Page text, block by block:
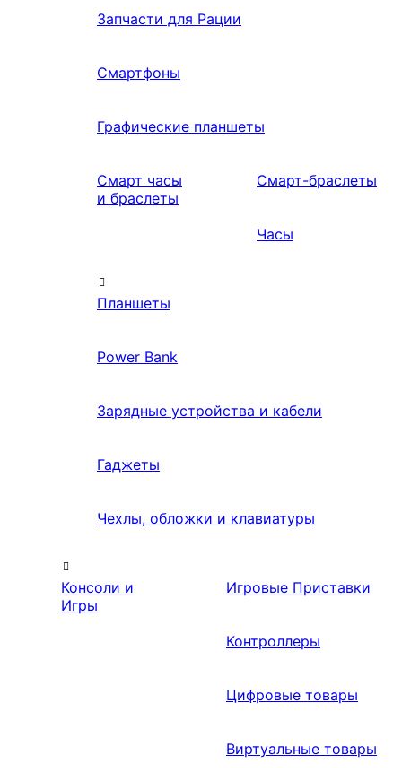
Запчасти для Рации
Смартфоны
Графические планшеты
Смарт часы
и браслеты
Смарт-браслеты
Часы
Планшеты
Power Bank
Зарядные устройства и кабели
Гаджеты
Чехлы, обложки и клавиатуры
Консоли и
Игры
Игровые Приставки
Контроллеры
Цифровые товары
Виртуальные товары